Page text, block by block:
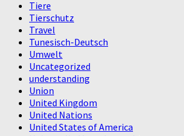
Tiere
Tierschutz
Travel
Tunesisch-Deutsch
Umwelt
Uncategorized
understanding
Union
United Kingdom
United Nations
United States of America